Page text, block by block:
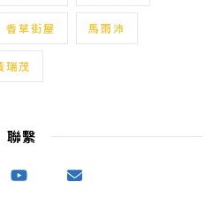
香草街屋 馬雨沛
瑞茂
聯繫